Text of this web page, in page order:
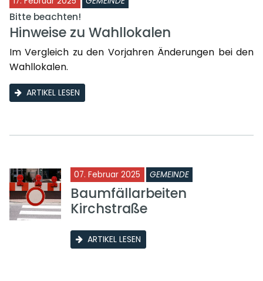
Bitte beachten!
Hinweise zu Wahllokalen
Im Vergleich zu den Vorjahren Änderungen bei den
Wahllokalen.
ARTIKEL LESEN
07. Februar 2025 GEMEINDE
Baumfällarbeiten
Kirchstraße
ARTIKEL LESEN